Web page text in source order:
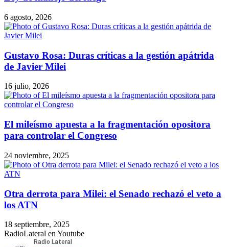
Gustavo Rosa: Duras críticas a la gestión apátrida
de Javier Milei
16 julio, 2026
El mileísmo apuesta a la fragmentación opositora
para controlar el Congreso
24 noviembre, 2025
Otra derrota para Milei: el Senado rechazó el veto a
los ATN
18 septiembre, 2025
RadioLateral en Youtube